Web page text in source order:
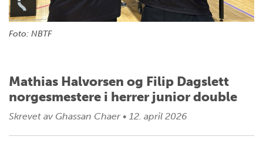
Foto: NBTF
Mathias Halvorsen og Filip Dagslett
norgesmestere i herrer junior double
Skrevet av Ghassan Chaer • 12. april 2026